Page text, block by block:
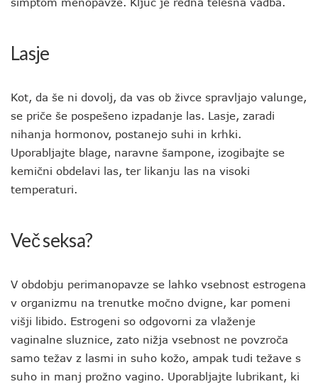
Lasje
Kot, da še ni dovolj, da vas ob živce spravljajo valunge,
se priče še pospešeno izpadanje las. Lasje, zaradi
nihanja hormonov, postanejo suhi in krhki.
Uporabljajte blage, naravne šampone, izogibajte se
kemični obdelavi las, ter likanju las na visoki
temperaturi.
Več seksa?
V obdobju perimanopavze se lahko vsebnost estrogena
v organizmu na trenutke močno dvigne, kar pomeni
višji libido. Estrogeni so odgovorni za vlaženje
vaginalne sluznice, zato nižja vsebnost ne povzroča
samo težav z lasmi in suho kožo, ampak tudi težave s
suho in manj prožno vagino. Uporabljajte lubrikant, ki